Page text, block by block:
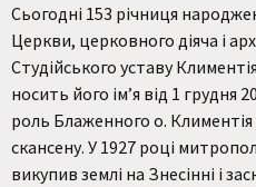
Сьогодні 153 річниця
Церкви, церковного діяча і
Студійського уставу
носить його ім’я від 1 грудня
роль Блаженного о. Климентія
скансену. У 1927 році
викупив землі на Знесінні і